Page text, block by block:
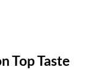
Top Taste